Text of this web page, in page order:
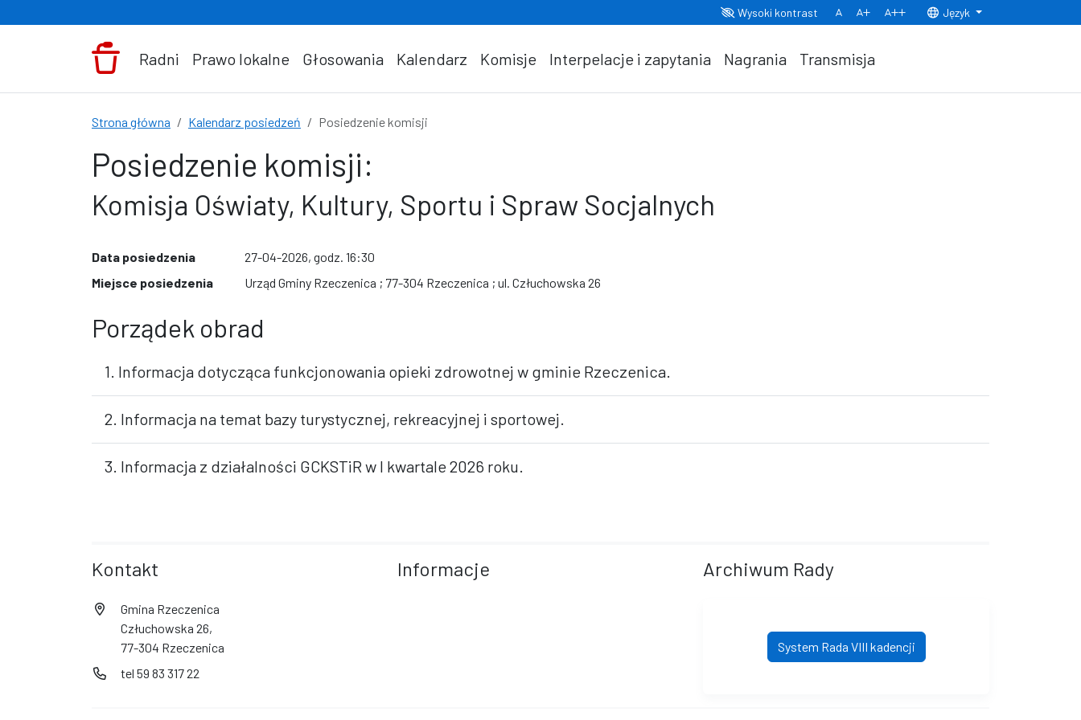
Wysoki kontrast
Normalny rozmiar czcionki
Rozmiar czcionki 150% Rozmiar czcionki 200%
Język
Radni Prawo lokalne Głosowania Kalendarz Komisje Interpelacje i zapytania Nagrania Transmisja
Strona główna Kalendarz posiedzeń Posiedzenie komisji
Posiedzenie komisji:
Komisja Oświaty, Kultury, Sportu i Spraw Socjalnych
Data posiedzenia
27-04-2026, godz. 16:30
Miejsce posiedzenia
Urząd Gminy Rzeczenica ; 77-304 Rzeczenica ; ul. Człuchowska 26
Porządek obrad
1. Informacja dotycząca funkcjonowania opieki zdrowotnej w gminie Rzeczenica.
2. Informacja na temat bazy turystycznej, rekreacyjnej i sportowej.
3. Informacja z działalności GCKSTiR w I kwartale 2026 roku.
Kontakt
Gmina Rzeczenica
Człuchowska 26,
77-304 Rzeczenica
tel 59 83 317 22
Informacje Archiwum Rady
System Rada VIII kadencji